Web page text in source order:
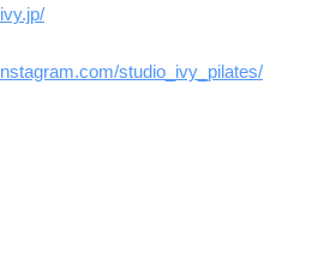
studio_ivy_pilates/